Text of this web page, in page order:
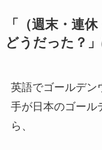
「（週末・連
どうだった？
英語でゴールデン
手が日本のゴール
ら、